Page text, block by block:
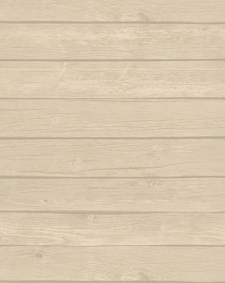
Autor : Lagarto (Grupo Camangula)
Familia de ouro
Autor : Mestre Chicote (Cordão de Ouro
Paris)
Folha seca
Hoje eu tava pensando em casa
Autor : Professor Pretinho
Hoje me leva o coração pra Bahia
Autor : Graduado Voador (Capoeira Nagô)
Hoje tem capoeira aiá
Autor : Instrutor Saracuru (Capoeira Brasil)
La na Bahia côco de dendê
Lembra de Bimba
Autor : Graduado Voador (Capoeira Nago)
Autor : Mestre
Vou no